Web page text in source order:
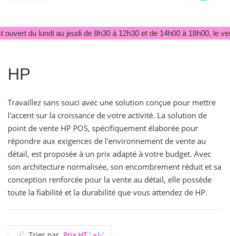
ouvert du lundi au jeudi de 8h30 à 12h30 et de 14h00 à 18h00, le
HP
Travaillez sans souci avec une solution conçue pour mettre
l'accent sur la croissance de votre activité. La solution de
point de vente HP POS, spécifiquement élaborée pour
répondre aux exigences de l'environnement de vente au
détail, est proposée à un prix adapté à votre budget. Avec
son architecture normalisée, son encombrement réduit et sa
conception renforcée pour la vente au détail, elle possède
toute la fiabilité et la durabilité que vous attendez de HP.